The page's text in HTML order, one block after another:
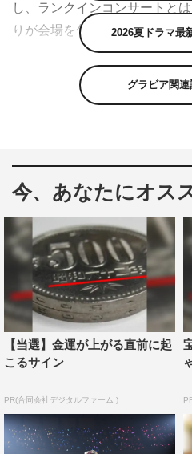
し、ランクインコンサートと
りが会場を包んだ。
セットリストは、グループご
超えた混合ユニットなどで構
堂に会してのコンサートらし
楽曲の合間には、特別企画と
制限時間2分間内で会場を盛り
手権」を開催。HKT48は今村
があるから、2年後に投票する
まったことなど「悲しい時」
は、伊豆田莉奈がタイ料理が
とを暴露して、たどたどしい
る中、「チーム8あるある」と
がすごい！」などを披露した
2026夏ドラマ最
グラビア関
今、あなたにオス
【当選】金運が上がる直前に起
こるサイン
PR(合同会社デジタルファーム )